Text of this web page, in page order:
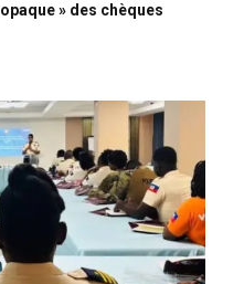
» des chèques